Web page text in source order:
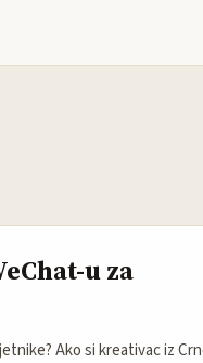
u za
Ako si kreativac iz